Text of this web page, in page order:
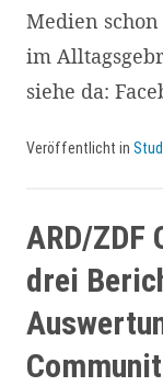
Medien
im
siehe da:
Veröffentlicht in
ARD/ZDF
drei